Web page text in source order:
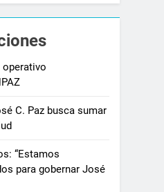
operativo
C. Paz busca sumar
“Estamos
para gobernar José